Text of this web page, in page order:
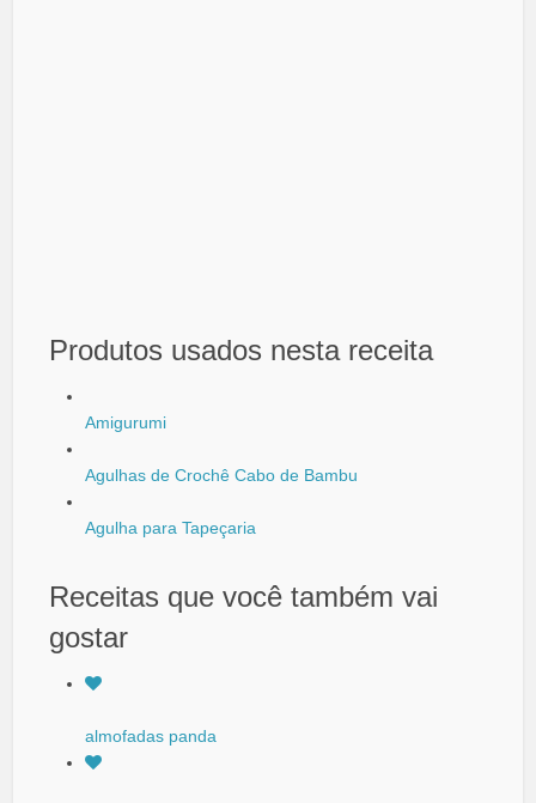
Produtos usados nesta receita
Amigurumi
Agulhas de Crochê Cabo de Bambu
Agulha para Tapeçaria
Receitas que você também vai
gostar
almofadas panda